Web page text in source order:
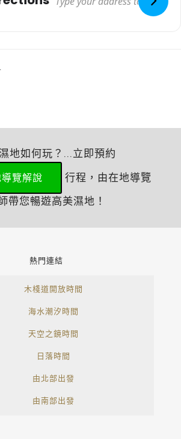
地如何玩？...立即預約
覽解說
行程，由在地導覽
帶您暢遊高美濕地！
熱門連結
木棧道開放時間
海水潮汐時間
天空之鏡時間
日落時間
由北部出發
由南部出發